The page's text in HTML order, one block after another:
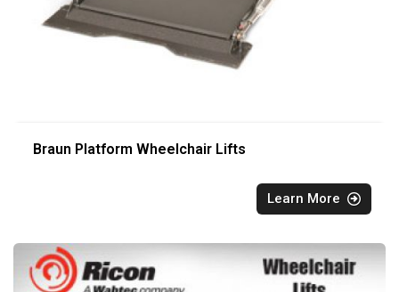
Braun Platform Wheelchair Lifts
Learn More